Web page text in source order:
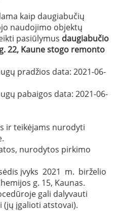
kaip daugiabučių
naudojimo objektų
pasiūlymus daugiabučio
. 22, Kaune stogo remonto
pradžios data: 2021-06-
pabaigos data: 2021-06-
ir teikėjams nurodyti
nurodytos pirkimo
įvyks 2021 m. birželio
g. 15, Kaunas.
gali dalyvauti
(jų įgalioti atstovai).